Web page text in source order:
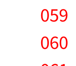
059
060